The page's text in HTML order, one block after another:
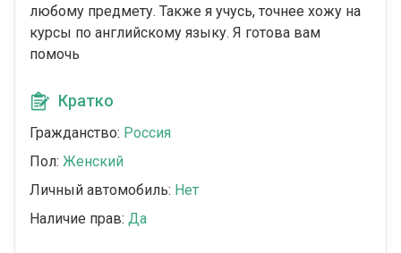
любому предмету. Также я учусь, точнее хожу на
курсы по английскому языку. Я готова вам
помочь
Кратко
Гражданство: Россия
Пол: Женский
Личный автомобиль: Нет
Наличие прав: Да